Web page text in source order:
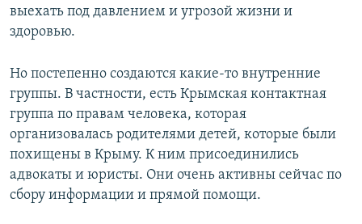
выехать под давлением и угрозой жизни и
здоровью.
Но постепенно создаются какие-то внутренние
группы. В частности, есть Крымская контактная
группа по правам человека, которая
организовалась родителями детей, которые были
похищены в Крыму. К ним присоединились
адвокаты и юристы. Они очень активны сейчас по
сбору информации и прямой помощи.